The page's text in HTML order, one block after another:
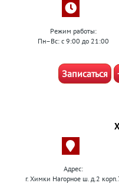
Режим работы:
Пн–Вс: с 9:00 до 21:00
Записаться
Адрес:
г. Химки Нагорное ш. д.2